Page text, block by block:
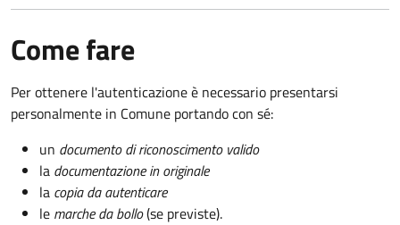
Come fare
Per ottenere l'autenticazione è necessario presentarsi
personalmente in Comune portando con sé:
un documento di riconoscimento valido
la documentazione in originale
la copia da autenticare
le marche da bollo(se previste).